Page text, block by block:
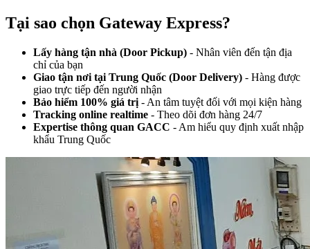
Tại sao chọn Gateway Express?
Lấy hàng tận nhà (Door Pickup) - Nhân viên đến tận địa
chỉ của bạn
Giao tận nơi tại Trung Quốc (Door Delivery) - Hàng được
giao trực tiếp đến người nhận
Bảo hiểm 100% giá trị - An tâm tuyệt đối với mọi kiện hàng
Tracking online realtime - Theo dõi đơn hàng 24/7
Expertise thông quan GACC - Am hiểu quy định xuất nhập
khẩu Trung Quốc